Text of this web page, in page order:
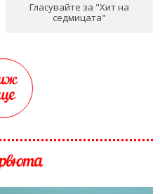
Гласувайте за "Хит на
седмицата"